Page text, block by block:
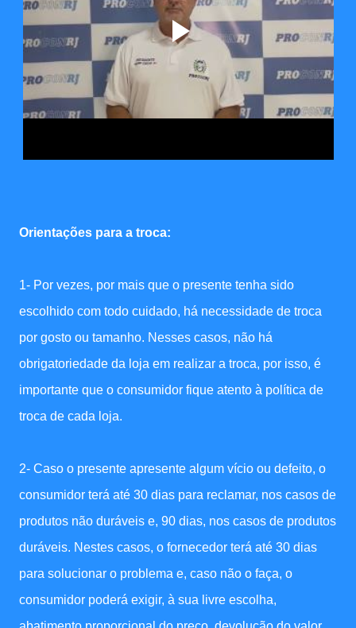
Orientações para a troca:
1- Por vezes, por mais que o presente tenha sido
escolhido com todo cuidado, há necessidade de troca
por gosto ou tamanho. Nesses casos, não há
obrigatoriedade da loja em realizar a troca, por isso, é
importante que o consumidor fique atento à política de
troca de cada loja.
2- Caso o presente apresente algum vício ou defeito, o
consumidor terá até 30 dias para reclamar, nos casos de
produtos não duráveis e, 90 dias, nos casos de produtos
duráveis. Nestes casos, o fornecedor terá até 30 dias
para solucionar o problema e, caso não o faça, o
consumidor poderá exigir, à sua livre escolha,